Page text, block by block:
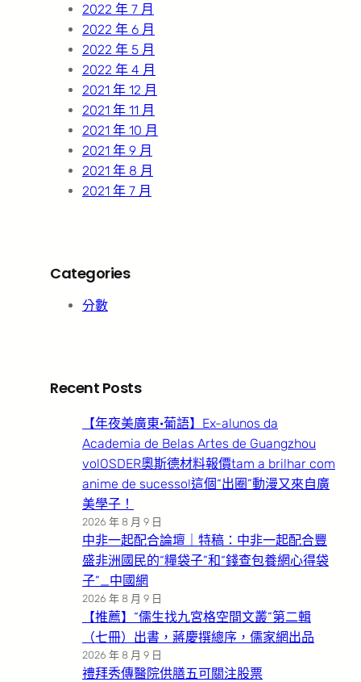
2022 年 7 月
2022 年 6 月
2022 年 5 月
2022 年 4 月
2021 年 12 月
2021 年 11 月
2021 年 10 月
2021 年 9 月
2021 年 8 月
2021 年 7 月
Categories
分數
Recent Posts
【年夜美廣東·葡語】Ex-alunos da
Academia de Belas Artes de Guangzhou
volOSDER奧斯德材料報價tam a brilhar com
anime de sucesso!這個“出圈”動漫又來自廣
美學子！
2026 年 8 月 9 日
中非一起配合論壇｜特稿：中非一起配合豐
盛非洲國民的“糧袋子”和“錢查包養網心得袋
子”_中國網
2026 年 8 月 9 日
【推薦】“儒生找九宮格空間文叢”第二輯
（七冊）出書，蔣慶撰總序，儒家網出品
2026 年 8 月 9 日
禮拜秀傳醫院供膳五可關注股票